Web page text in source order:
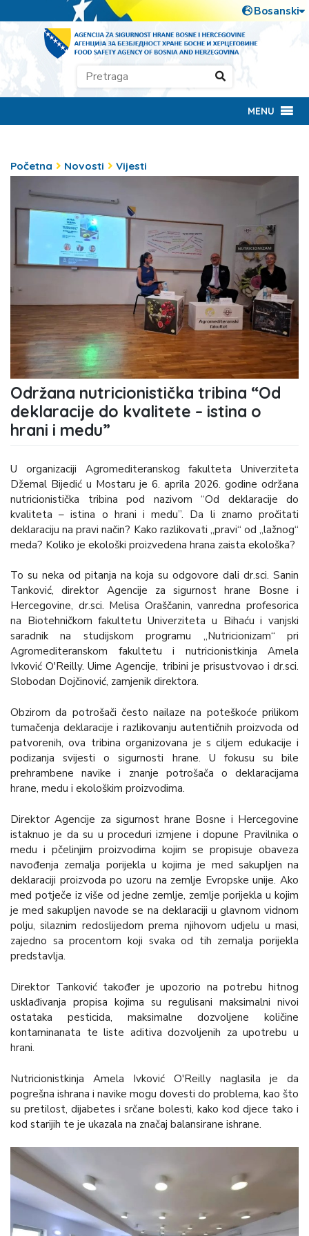
MENU
Početna Novosti Vijesti
Održana nutricionistička tribina “Od
deklaracije do kvalitete – istina o
hrani i medu”
U organizaciji Agromediteranskog fakulteta Univerziteta
Džemal Bijedić u Mostaru je 6. aprila 2026. godine održana
nutricionistička tribina pod nazivom “Od deklaracije do
kvaliteta – istina o hrani i medu”. Da li znamo pročitati
deklaraciju na pravi način? Kako razlikovati „pravi“ od „lažnog“
meda? Koliko je ekološki proizvedena hrana zaista ekološka?
To su neka od pitanja na koja su odgovore dali dr.sci. Sanin
Tanković, direktor Agencije za sigurnost hrane Bosne i
Hercegovine, dr.sci. Melisa Oraščanin, vanredna profesorica
na Biotehničkom fakultetu Univerziteta u Bihaću i vanjski
saradnik na studijskom programu „Nutricionizam“ pri
Agromediteranskom fakultetu i nutricionistkinja Amela
Ivković O'Reilly. Uime Agencije, tribini je prisustvovao i dr.sci.
Slobodan Dojčinović, zamjenik direktora.
Obzirom da potrošači često nailaze na poteškoće prilikom
tumačenja deklaracije i razlikovanju autentičnih proizvoda od
patvorenih, ova tribina organizovana je s ciljem edukacije i
podizanja svijesti o sigurnosti hrane. U fokusu su bile
prehrambene navike i znanje potrošača o deklaracijama
hrane, medu i ekološkim proizvodima.
Direktor Agencije za sigurnost hrane Bosne i Hercegovine
istaknuo je da su u proceduri izmjene i dopune Pravilnika o
medu i pčelinjim proizvodima kojim se propisuje obaveza
navođenja zemalja porijekla u kojima je med sakupljen na
deklaraciji proizvoda po uzoru na zemlje Evropske unije. Ako
med potječe iz više od jedne zemlje, zemlje porijekla u kojim
je med sakupljen navode se na deklaraciji u glavnom vidnom
polju, silaznim redoslijedom prema njihovom udjelu u masi,
zajedno sa procentom koji svaka od tih zemalja porijekla
predstavlja.
Direktor Tanković također je upozorio na potrebu hitnog
usklađivanja propisa kojima su regulisani maksimalni nivoi
ostataka pesticida, maksimalne dozvoljene količine
kontaminanata te liste aditiva dozvoljenih za upotrebu u
hrani.
Nutricionistkinja Amela Ivković O'Reilly naglasila je da
pogrešna ishrana i navike mogu dovesti do problema, kao što
su pretilost, dijabetes i srčane bolesti, kako kod djece tako i
kod starijih te je ukazala na značaj balansirane ishrane.